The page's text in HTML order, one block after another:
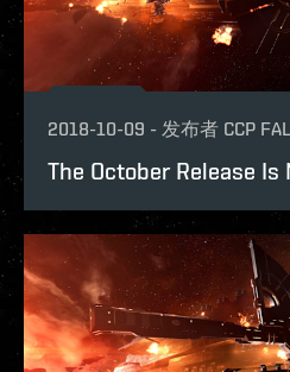
2018-10-09 - 发布者 CCP
The October Release Is